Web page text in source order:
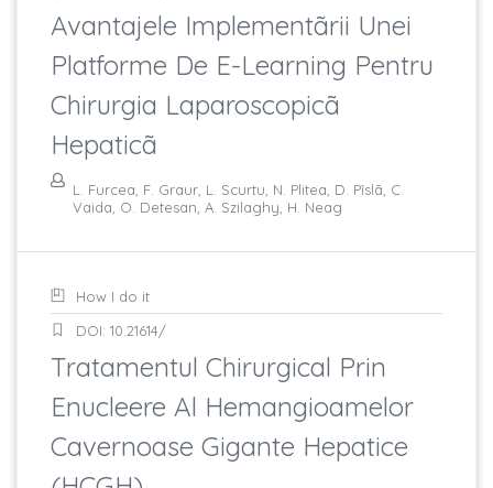
Avantajele Implementãrii Unei
Platforme De E-Learning Pentru
Chirurgia Laparoscopicã
Hepaticã
L. Furcea, F. Graur, L. Scurtu, N. Plitea, D. Pîslã, C.
Vaida, O. Detesan, A. Szilaghy, H. Neag
How I do it
DOI: 10.21614/
Tratamentul Chirurgical Prin
Enucleere Al Hemangioamelor
Cavernoase Gigante Hepatice